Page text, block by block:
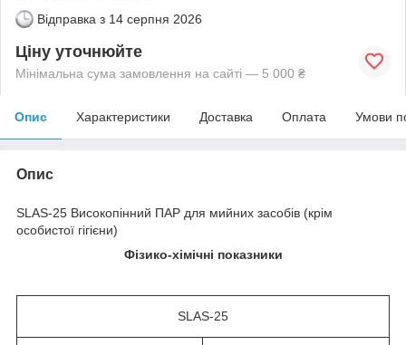
Відправка з 14 серпня 2026
Ціну уточнюйте
Мінімальна сума замовлення на сайті — 5 000 ₴
Опис Характеристики Доставка Оплата Умови
Опис
SLAS-25 Високопінний ПАР для мийних засобів (крім
особистої гігієни)
Фізико-хімічні показники
SLAS-25